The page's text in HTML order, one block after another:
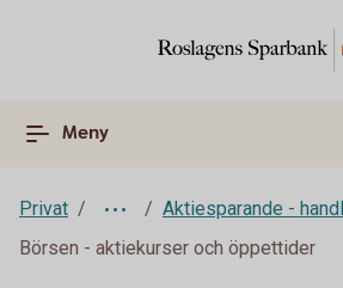
Meny
Privat
Aktiesparande -
Börsen - aktiekurser och öppettider